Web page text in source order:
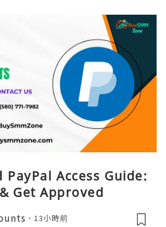
Access Guide:
Get Approved
13小時前